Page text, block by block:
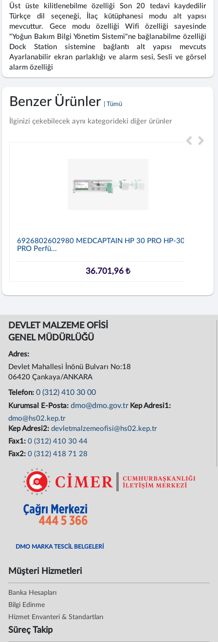
Üst üste kilitlenebilme özelliği Son 20 tedavi kaydedilir
Türkçe dil seçeneği, İlaç kütüphanesi modu alt yapısı
mevcuttur. Gece modu özelliği Wifi özelliği sayesinde
"Yoğun Bakım Bilgi Yönetim Sistemi"ne bağlanabilme özelliği
Dock Station sistemine bağlantı alt yapısı mevcuts
Ayarlanabilir ekran parlaklığı ve alarm sesi, Sesli ve görsel
alarm özelliği
Benzer Ürünler | Tümü
İlginizi çekebilecek aynı kategorideki diğer ürünler
6926802602980 MEDCAPTAIN HP 30 PRO HP-30
PRO Perfü...
36.701,96 ₺
DEVLET MALZEME OFİSİ
GENEL MÜDÜRLÜĞÜ
Adres:
Devlet Mahallesi İnönü Bulvarı No:18
06420 Çankaya/ANKARA
Telefon:0 (312) 410 30 00
Kurumsal E-Posta:dmo@dmo.gov.tr Kep Adresi1:
dmo@hs02.kep.tr
Kep Adresi2:devletmalzemeofisi@hs02.kep.tr
Fax1:0 (312) 410 30 44
Fax2:0 (312) 418 71 28
DMO MARKA TESCİL BELGELERİ
Müşteri Hizmetleri
Banka Hesapları
Bilgi Edinme
Hizmet Envanteri & Standartları
Süreç Takip